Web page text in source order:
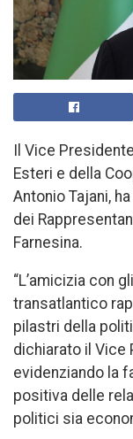
Il Vice
Esteri e della
Antonio Tajani,
dei
Farnesina.
“L’amicizia con
transatlantico
pilastri della
dichiarato il Vice
evidenziando la
positiva delle
politici sia